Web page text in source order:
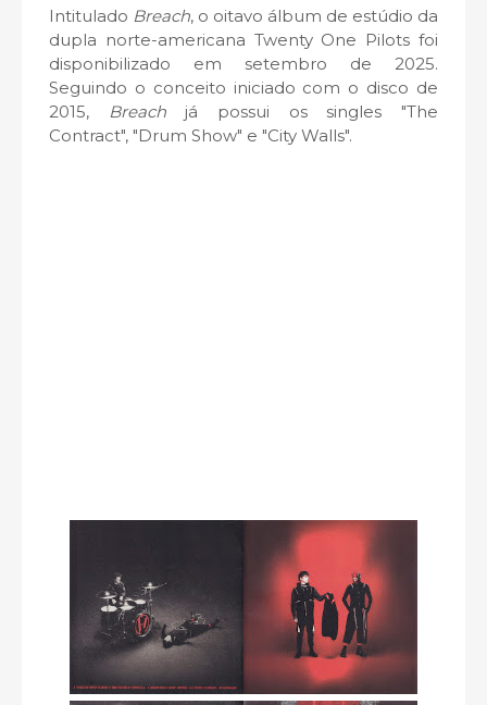
Intitulado Breach, o oitavo álbum de estúdio da
dupla norte-americana Twenty One Pilots foi
disponibilizado em setembro de 2025.
Seguindo o conceito iniciado com o disco de
2015, Breachjá possui os singles "The
Contract", "Drum Show" e "City Walls".